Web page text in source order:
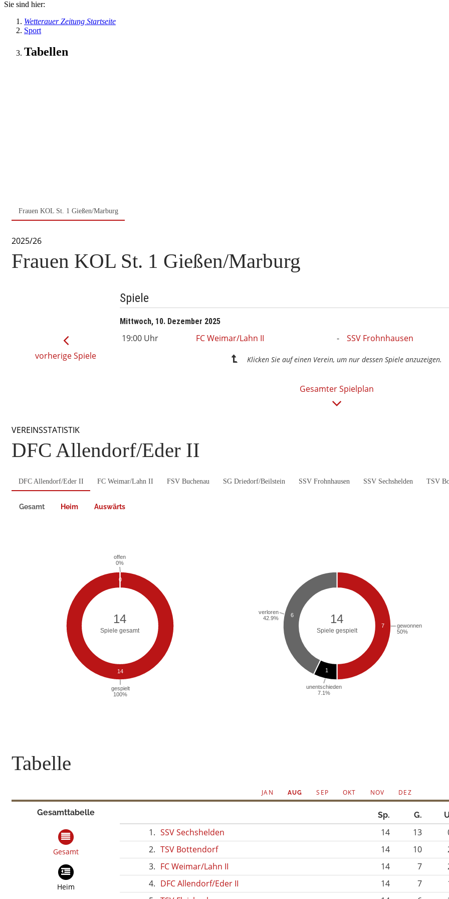
Sie sind hier:
Wetterauer Zeitung Startseite
Sport
Tabellen
Frauen KOL St. 1 Gießen/Marburg
2025/26
Frauen KOL St. 1 Gießen/Marburg
vorherige Spiele
Spiele
Mittwoch, 10. Dezember 2025
19:00 Uhr FC Weimar/Lahn II SSV Frohnhausen
Klicken Sie auf einen Verein, um nur dessen Spiele anzuzeigen.
Gesamter Spielplan
VEREINSSTATISTIK
DFC Allendorf/Eder II
DFC Allendorf/Eder II FC Weimar/Lahn II FSV Buchenau SG Driedorf/Beilstein SSV Frohnhausen SSV Sechshelden TSV
Gesamt Heim Auswärts
Tabelle
JAN AUG SEP OKT NOV DEZ
Gesamttabelle
Gesamt
Heim
Sp. G.
1. SSV Sechshelden 14 13
2. TSV Bottendorf 14 10
3. FC Weimar/Lahn II 14 7
4. DFC Allendorf/Eder II 14 7